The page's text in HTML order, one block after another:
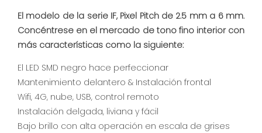
El modelo de la serie IF, Pixel Pitch de 2.5 mm a 6 mm.
Concéntrese en el mercado de tono fino interior con
más características como la siguiente:
El LED SMD negro hace perfeccionar
Mantenimiento delantero & Instalación frontal
Wifi, 4G, nube, USB, control remoto
Instalación delgada, liviana y fácil
Bajo brillo con alta operación en escala de grises